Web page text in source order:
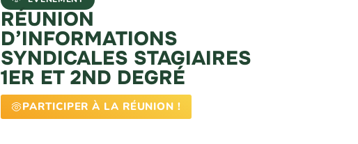
RÉUNION
D’INFORMATIONS
SYNDICALES STAGIAIRES
1ER ET 2ND DEGRÉ
PARTICIPER À LA RÉUNION !